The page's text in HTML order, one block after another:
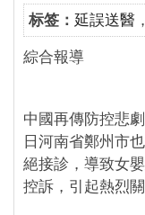
标签： 延誤送醫 ，
綜合報
中國再傳防控悲
日河南省鄭州市
絕接診，導致女
控訴，引起熱烈關